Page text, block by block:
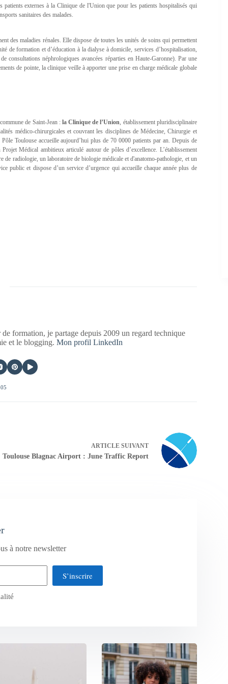
patients externes à la Clinique de l'Union que pour les patients hospitalisés qui
sanitaires des malades.
des maladies rénales. Elle dispose de toutes les unités de soins qui permettent
de formation et d’éducation à la dialyse à domicile, services d’hospitalisation,
consultations néphrologiques avancées réparties en Haute-Garonne). Par une
de pointe, la clinique veille à apporter une prise en charge médicale globale
de Saint-Jean : la Clinique de l’Union, établissement pluridisciplinaire
médico-chirurgicales et couvrant les disciplines de Médecine, Chirurgie et
Toulouse accueille aujourd’hui plus de 70 0000 patients par an. Depuis de
Médical ambitieux articulé autour de pôles d’excellence. L’établissement
de radiologie, un laboratoire de biologie médicale et d'anatomo-pathologie, et un
public et dispose d’un service d’urgence qui accueille chaque année plus de
formation, je partage depuis 2009 un regard technique
et le blogging.Mon profil LinkedIn
ARTICLESUIVANT
Toulouse Blagnac Airport : June Traffic Report
à notre newsletter
S’inscrire